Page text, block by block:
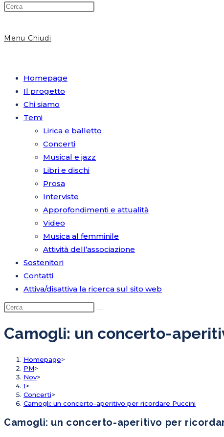
Menu Chiudi
Homepage
Il progetto
Chi siamo
Temi
Lirica e balletto
Concerti
Musical e jazz
Libri e dischi
Prosa
Interviste
Approfondimenti e attualità
Video
Musica al femminile
Attività dell’associazione
Sostenitori
Contatti
Attiva/disattiva la ricerca sul sito web
Camogli: un concerto-
Homepage>
PM>
Nov>
1>
Concerti>
Camogli: un concerto-aperitivo per ricordare Puccini
Camogli: un concerto-aperitivo per